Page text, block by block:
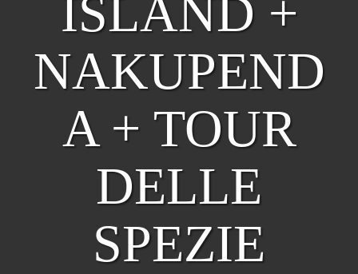
ISLAND +
NAKUPEND
A + TOUR
DELLE
SPEZIE